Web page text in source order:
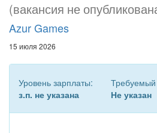
(вакансия не
Azur Games
15 июля 2026
Уровень зарплаты:
з.п. не указана
Не указан